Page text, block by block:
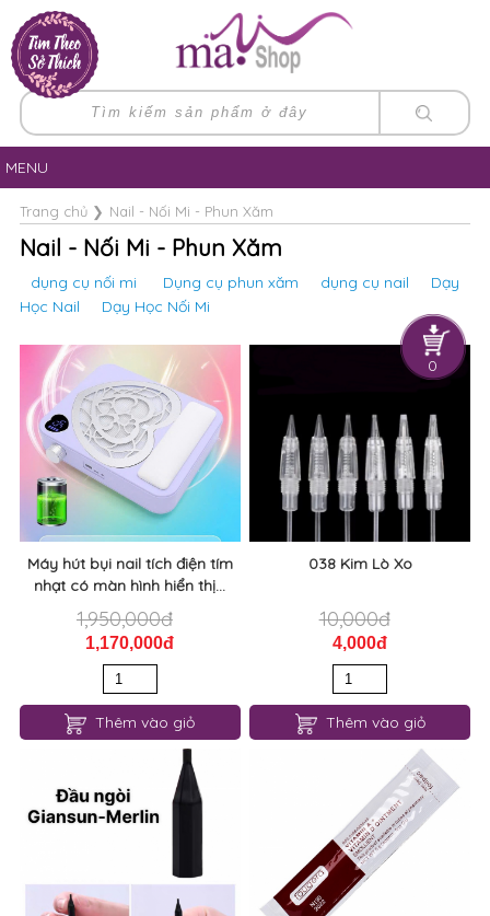
0
MENU
Trang chủ❯ Nail - Nối Mi - Phun Xăm
Nail - Nối Mi - Phun Xăm
dụng cụ nối mi Dụng cụ phun xăm dụng cụ nail
Dạy
Học Nail
Dạy Học Nối Mi
Máy hút bụi nail tích điện tím
nhạt có màn hình hiển thị...
1,950,000đ
1,170,000đ
Thêm vào giỏ
038 Kim Lò Xo
10,000đ
4,000đ
Thêm vào giỏ